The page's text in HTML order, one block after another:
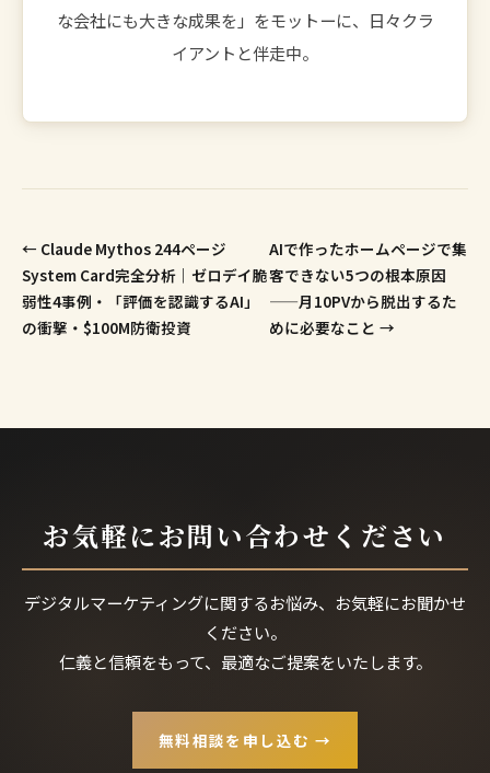
な会社にも大きな成果を」をモットーに、日々クラ
イアントと伴走中。
← Claude Mythos 244ページ
System Card完全分析｜ゼロデイ脆
弱性4事例・「評価を認識するAI」
の衝撃・$100M防衛投資
AIで作ったホームページで集
客できない5つの根本原因
——月10PVから脱出するた
めに必要なこと →
お気軽にお問い合わせください
デジタルマーケティングに関するお悩み、お気軽にお聞かせ
ください。
仁義と信頼をもって、最適なご提案をいたします。
無料相談を申し込む →